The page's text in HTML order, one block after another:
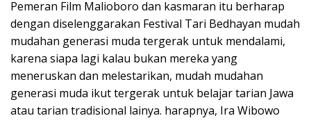
Pemeran Film Malioboro dan kasmaran itu berharap
dengan diselenggarakan Festival Tari Bedhayan mudah
mudahan generasi muda tergerak untuk mendalami,
karena siapa lagi kalau bukan mereka yang
meneruskan dan melestarikan, mudah mudahan
generasi muda ikut tergerak untuk belajar tarian Jawa
atau tarian tradisional lainya. harapnya, Ira Wibowo